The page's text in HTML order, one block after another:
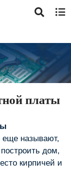
платы
еще называют,
дом,
кирпичей и